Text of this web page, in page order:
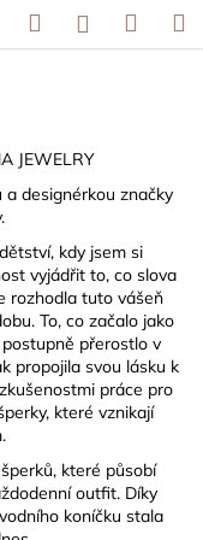
HledatPřihlášení
JEWELRY
a designérkou značky
kdy jsem si
vyjádřit to, co slova
rozhodla tuto vášeň
To, co začalo jako
přerostlo v
propojila svou lásku k
práce pro
které vznikají
které působí
outfit. Díky
koníčku stala